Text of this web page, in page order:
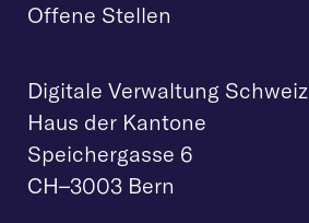
Offene Stellen
Digitale Verwaltung Schweiz
Haus der Kantone
Speichergasse 6
CH–3003 Bern